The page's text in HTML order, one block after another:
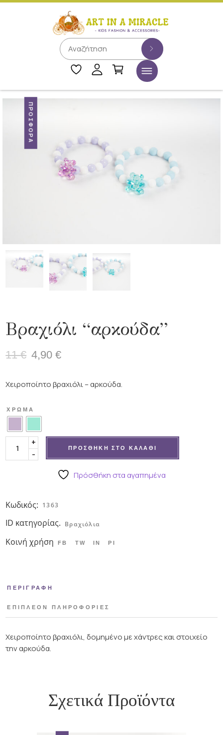
ΠΡΟΣΦΟΡΆ
Βραχιόλι “αρκούδα”
11€
Original
was:
11 €.
4,90€
Η
τιμή
είναι:
Χειροποίητο βραχιόλι – αρκούδα.
ΧΡΏΜΑ
Βραχιόλι "αρκούδα" ποσότητα
-
+
ΠΡΟΣΘΉΚΗ ΣΤΟ ΚΑΛΆΘΙ
Πρόσθήκη στα αγαπημένα
Κωδικός: 1363
ID κατηγορίας. Βραχιόλια
Κοινή χρήση FB TW IN PI
ΠΕΡΙΓΡΑΦΉ
ΕΠΙΠΛΈΟΝ ΠΛΗΡΟΦΟΡΊΕΣ
Χειροποίητο βραχιόλι, δομημένο με χάντρες και στοιχείο
την αρκούδα.
Σχετικά Προϊόντα